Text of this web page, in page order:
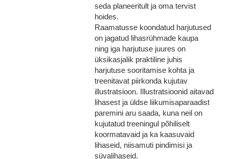
seda planeeritult ja oma tervist
hoides.
Raamatusse koondatud harjutused
on jagatud lihasrühmade kaupa
ning iga harjutuse juures on
üksikasjalik praktiline juhis
harjutuse sooritamise kohta ja
treenitavat piirkonda kujutav
illustratsioon. Illustratsioonid aitavad
lihasest ja üldse liikumisaparaadist
paremini aru saada, kuna neil on
kujutatud treeningul põhiliselt
koormatavaid ja ka kaasuvaid
lihaseid, niisamuti pindimisi ja
süvalihaseid.